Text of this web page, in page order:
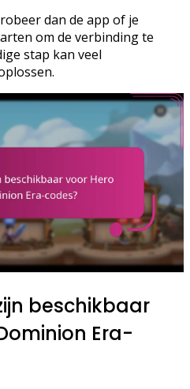
dan de app of je
om de verbinding te
stap kan veel
beschikbaar
Era-